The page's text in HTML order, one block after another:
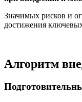
Значимых рисков и
достижения
Алгоритм